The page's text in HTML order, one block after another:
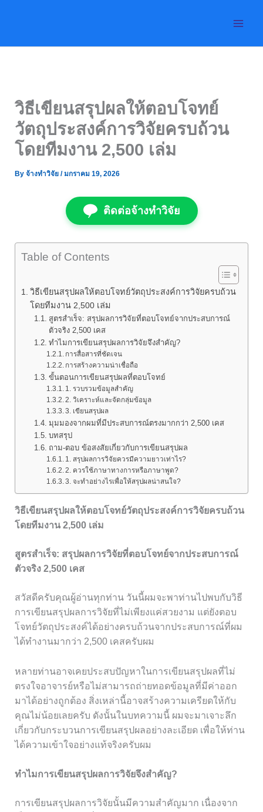
วิธีเขียนสรุปผลให้ตอบโจทย์
วัตถุประสงค์การวิจัยครบถ้วน
โดยทีมงาน 2,500 เล่ม
By จ้างทำวิจัย /มกราคม 19, 2026
ติดต่อจ้างทำวิจัย
Table of Contents
วิธีเขียนสรุปผลให้ตอบโจทย์วัตถุประสงค์การวิจัยครบถ้วน
โดยทีมงาน 2,500 เล่ม
สูตรสำเร็จ: สรุปผลการวิจัยที่ตอบโจทย์จากประสบการณ์
ตัวจริง 2,500 เคส
ทำไมการเขียนสรุปผลการวิจัยจึงสำคัญ?
การสื่อสารที่ชัดเจน
การสร้างความน่าเชื่อถือ
ขั้นตอนการเขียนสรุปผลที่ตอบโจทย์
1. รวบรวมข้อมูลสำคัญ
2. วิเคราะห์และจัดกลุ่มข้อมูล
3. เขียนสรุปผล
มุมมองจากผมที่มีประสบการณ์ตรงมากกว่า 2,500 เคส
บทสรุป
ถาม-ตอบ ข้อสงสัยเกี่ยวกับการเขียนสรุปผล
1. สรุปผลการวิจัยควรมีความยาวเท่าไร?
2. ควรใช้ภาษาทางการหรือภาษาพูด?
3. จะทำอย่างไรเพื่อให้สรุปผลน่าสนใจ?
วิธีเขียนสรุปผลให้ตอบโจทย์วัตถุประสงค์การวิจัยครบถ้วน
โดยทีมงาน 2,500 เล่ม
สูตรสำเร็จ: สรุปผลการวิจัยที่ตอบโจทย์จากประสบการณ์
ตัวจริง 2,500 เคส
สวัสดีครับคุณผู้อ่านทุกท่าน วันนี้ผมจะพาท่านไปพบกับวิธี
การเขียนสรุปผลการวิจัยที่ไม่เพียงแค่สวยงาม แต่ยังตอบ
โจทย์วัตถุประสงค์ได้อย่างครบถ้วนจากประสบการณ์ที่ผม
ได้ทำงานมากว่า 2,500 เคสครับผม
หลายท่านอาจเคยประสบปัญหาในการเขียนสรุปผลที่ไม่
ตรงใจอาจารย์หรือไม่สามารถถ่ายทอดข้อมูลที่มีค่าออก
มาได้อย่างถูกต้อง สิ่งเหล่านี้อาจสร้างความเครียดให้กับ
คุณไม่น้อยเลยครับ ดังนั้นในบทความนี้ ผมจะมาเจาะลึก
เกี่ยวกับกระบวนการเขียนสรุปผลอย่างละเอียด เพื่อให้ท่าน
ได้ความเข้าใจอย่างแท้จริงครับผม
ทำไมการเขียนสรุปผลการวิจัยจึงสำคัญ?
การเขียนสรุปผลการวิจัยนั้นมีความสำคัญมาก เนื่องจาก